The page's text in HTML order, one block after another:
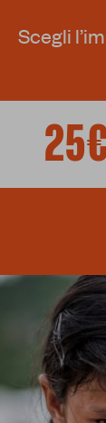
Scegli